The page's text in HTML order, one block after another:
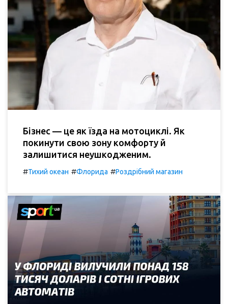
Бізнес — це як їзда на мотоциклі. Як
покинути свою зону комфорту й
залишитися неушкодженим.
#Тихий океан #Флорида #Роздрібний магазин